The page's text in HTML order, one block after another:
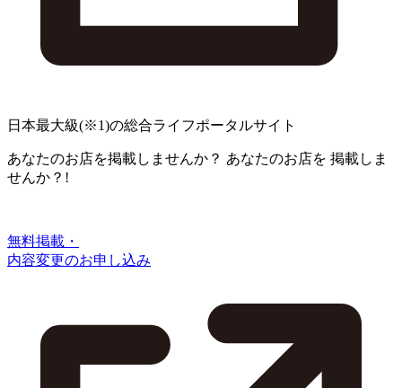
日本最大級(※1)の総合ライフポータルサイト
あなたのお店を掲載しませんか？ あなたのお店を 掲載しま
せんか？!
無料掲載・
内容変更のお申し込み